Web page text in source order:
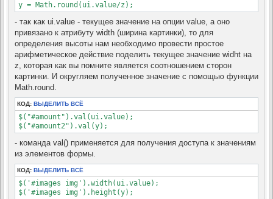
y = Math.round(ui.value/z);
- так как ui.value - текущее значение на опции value, а оно
привязано к атрибуту width (ширина картинки), то для
определения высоты нам необходимо провести простое
арифметическое действие поделить текущее значение widht на
z, которая как вы помните является соотношением сторон
картинки. И округляем полученное значение с помощью функции
Math.round.
КОД: ВЫДЕЛИТЬ ВСЁ
$("#amount").val(ui.value);
$("#amount2").val(y);
- команда val() применяется для получения доступа к значениям
из элементов формы.
КОД: ВЫДЕЛИТЬ ВСЁ
$('#images img').width(ui.value);
$('#images img').height(y);